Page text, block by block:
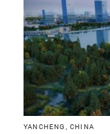
YANCHENG, CHINA